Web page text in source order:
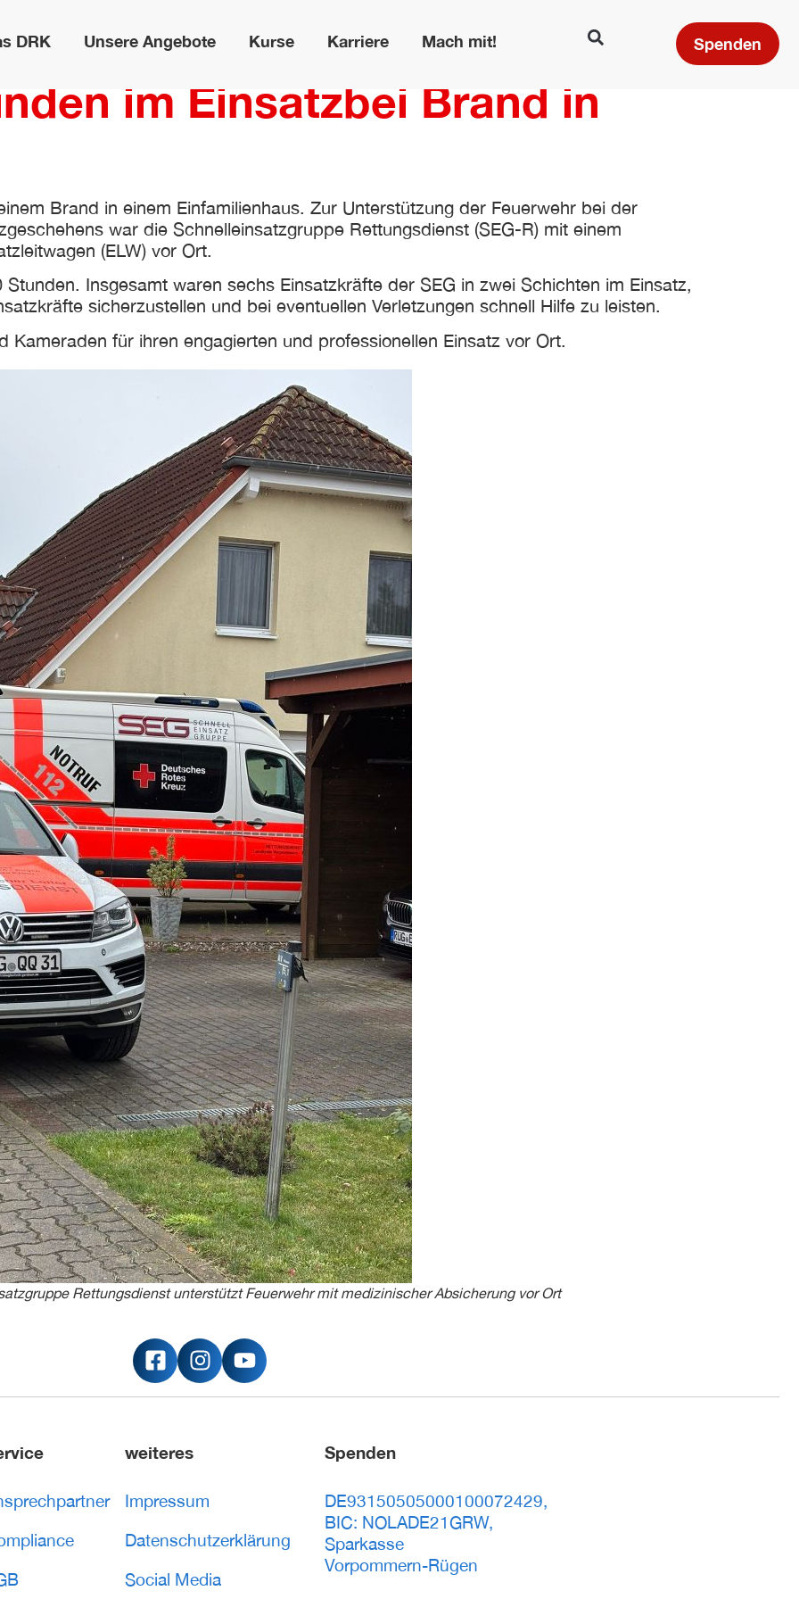
DRK Unsere Angebote Kurse Karriere Mach mit! Spenden
im Einsatzbei Brand in
Brand in einem Einfamilienhaus. Zur Unterstützung der Feuerwehr bei der
war die Schnelleinsatzgruppe Rettungsdienst (SEG-R) mit einem
(ELW) vor Ort.
Insgesamt waren sechs Einsatzkräfte der SEG in zwei Schichten im Einsatz,
sicherzustellen und bei eventuellen Verletzungen schnell Hilfe zu leisten.
Kameraden für ihren engagierten und professionellen Einsatz vor Ort.
Rettungsdienst unterstützt Feuerwehr mit medizinischer Absicherung vor Ort
weiteres
Impressum
Datenschutzerklärung
Social Media
Spenden
DE93150505000100072429,
BIC: NOLADE21GRW,
Sparkasse
Vorpommern-Rügen